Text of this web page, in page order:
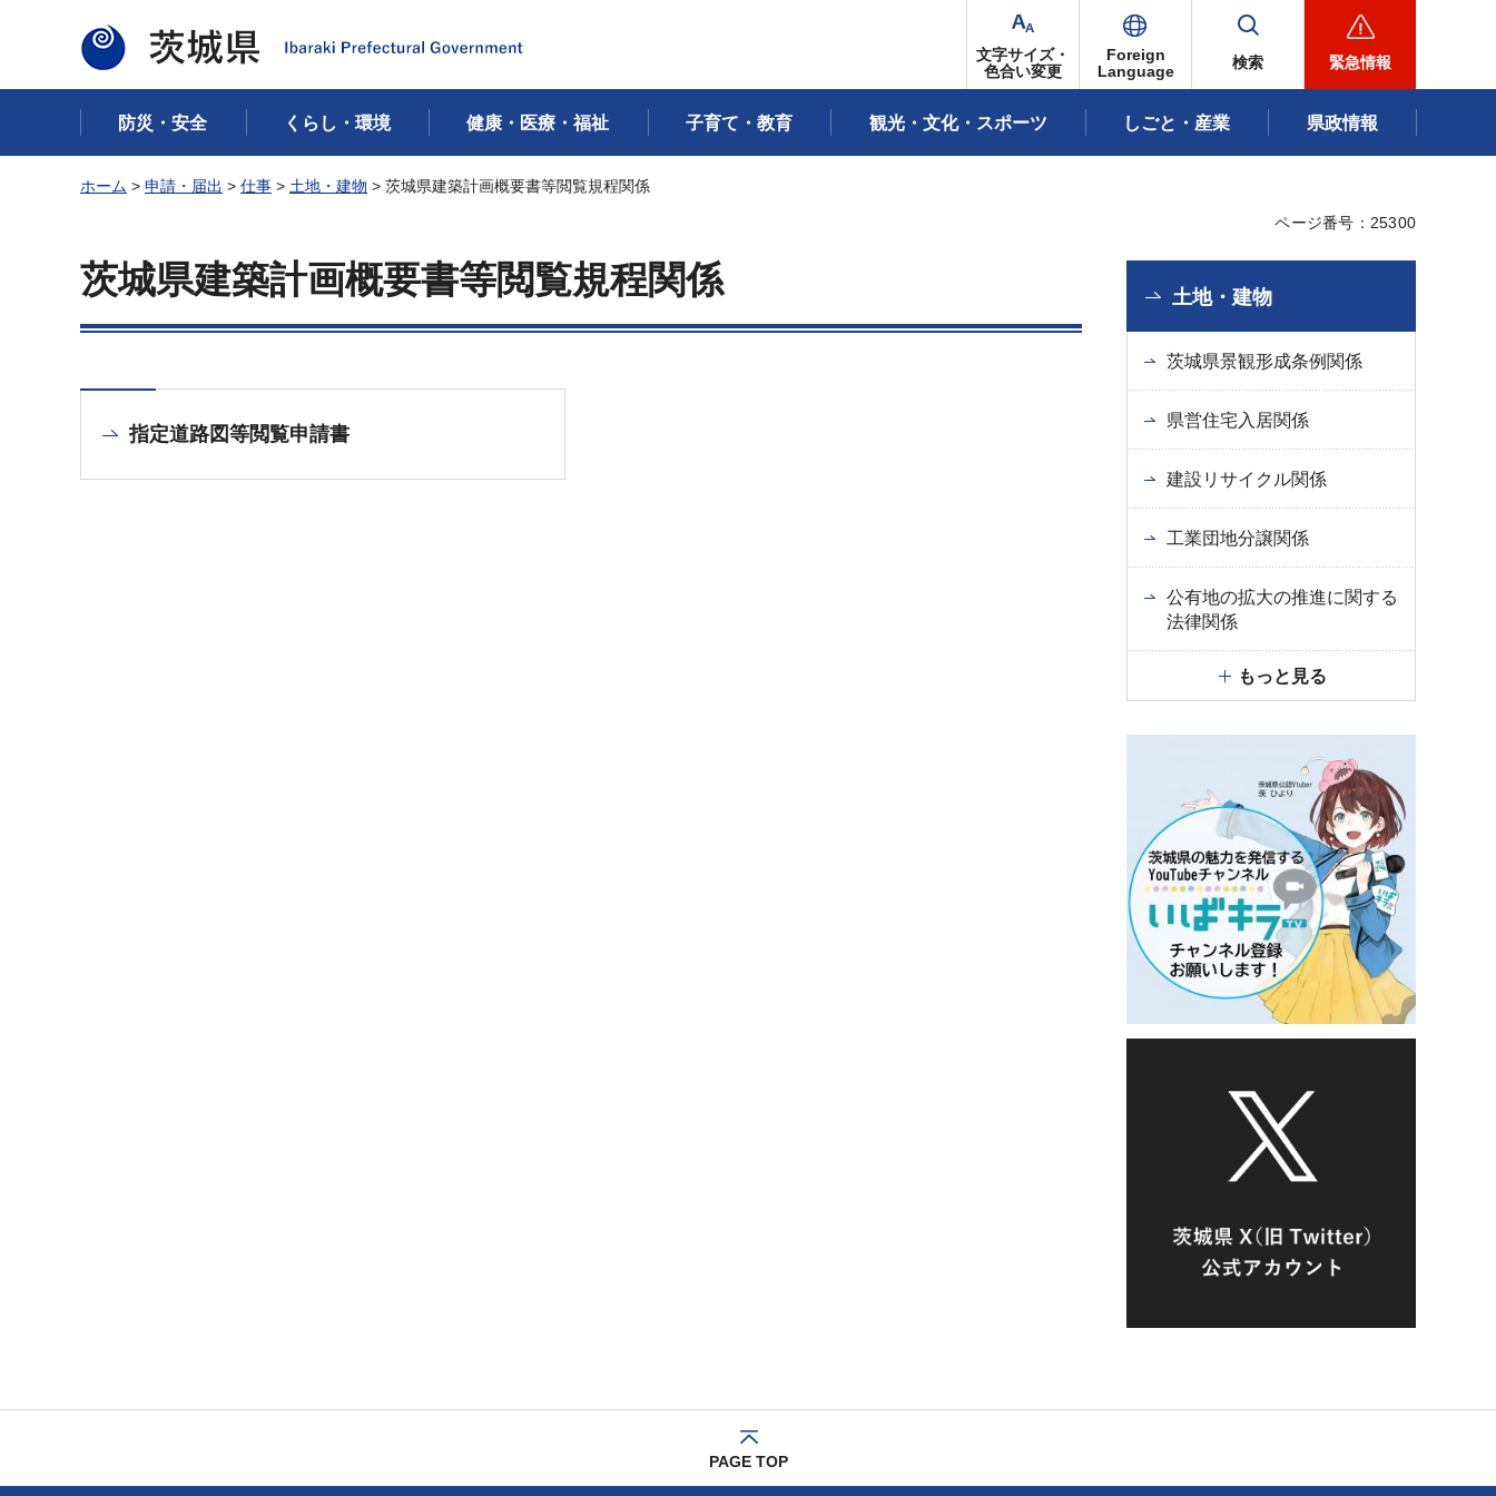
茨城県
文字サイズ・
色合い変更
Foreign
Language
検索 緊急情報
防災・安全 くらし・環境 健康・医療・福祉 子育て・教育 観光・文化・スポーツ しごと・産業 県政情報
ホーム > 申請・届出 > 仕事 > 土地・建物 > 茨城県建築計画概要書等閲覧規程関係
ページ番号：25300
茨城県建築計画概要書等閲覧規程関係
指定道路図等閲覧申請書
土地・建物
茨城県景観形成条例関係
県営住宅入居関係
建設リサイクル関係
工業団地分譲関係
公有地の拡大の推進に関する
法律関係
もっと見る
PAGE TOP